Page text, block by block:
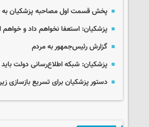
پخش قسمت اول مصاحبه پزشکیان
پزشکیان: استعفا نخواهم داد و خواهم
گزارش رئیس‌جمهور به مردم
پزشکیان: شبکه اطلاع‌رسانی دولت
دستور پزشکیان برای تسریع